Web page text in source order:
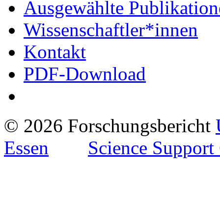
Ausgewählte
Wissenschaftler*innen
Kontakt
PDF-Download
© 2026 Forschungsbericht
Essen
Science